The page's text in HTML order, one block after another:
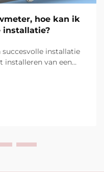
hoe kan ik
installatie?
installatie
installeren van een
ultrasone of